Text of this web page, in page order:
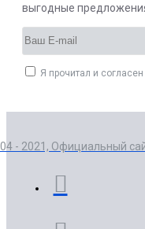
выгодные
Я прочитал и
- 2021, Официальный